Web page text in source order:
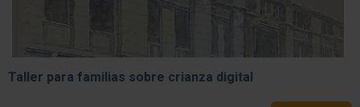
Taller para familias sobre crianza digital